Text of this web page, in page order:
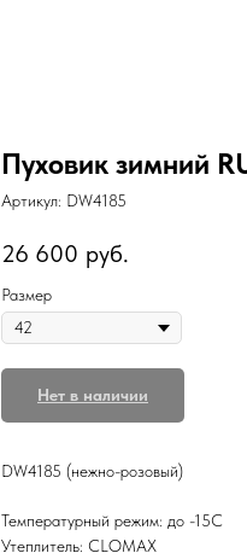
Пуховик зимний
Артикул: DW4185
26 600 руб.
Размер
Нет в наличии
DW4185 (нежно-розовый)
Температурный режим: до -15С
Утеплитель: CLOMAX